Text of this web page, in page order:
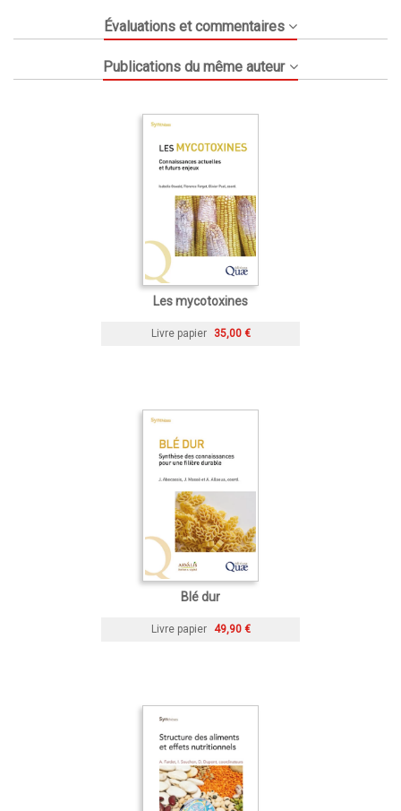
Évaluations et commentaires
Publications du même auteur
Les mycotoxines
Livre papier 35,00 €
Blé dur
Livre papier 49,90 €